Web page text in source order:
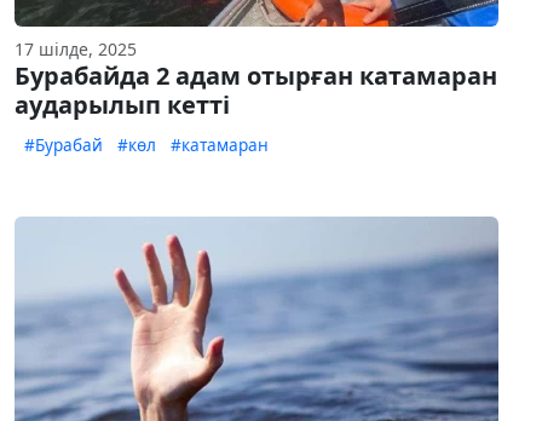
17 шілде, 2025
Бурабайда 2 адам отырған катамаран
аударылып кетті
#Бурабай #көл #катамаран